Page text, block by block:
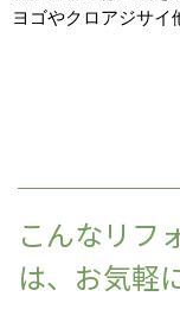
ヨゴやクロアジサイ
こんなリフ
は、お気軽